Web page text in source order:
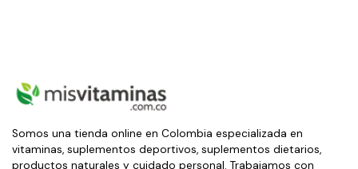
Somos una tienda online en Colombia especializada en
vitaminas, suplementos deportivos, suplementos dietarios,
productos naturales y cuidado personal. Trabajamos con